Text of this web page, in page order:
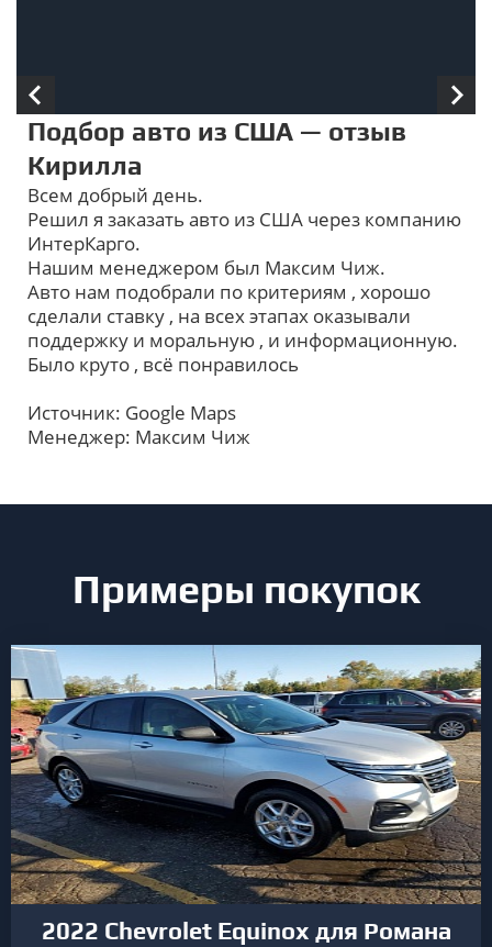
Подбор авто из США — отзыв
Кирилла
Всем добрый день.
Решил я заказать авто из США через компанию
ИнтерКарго.
Нашим менеджером был Максим Чиж.
Авто нам подобрали по критериям , хорошо
сделали ставку , на всех этапах оказывали
поддержку и моральную , и информационную.
Было круто , всё понравилось
Источник: Google Maps
Менеджер: Максим Чиж
Примеры покупок
2022 Chevrolet Equinox для Романа